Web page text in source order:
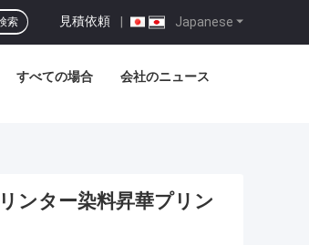
Japanese
見積依頼 |
索
すべての場合 会社のニュース
ンター染料昇華プリン